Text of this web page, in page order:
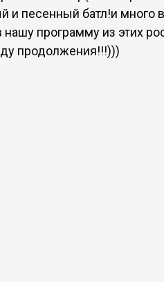
и песенный батл!и много
программу из этих
продолжения!!!)))